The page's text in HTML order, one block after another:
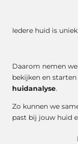
Iedere huid is
Daarom nemen
bekijken en
huidanalyse.
Zo kunnen we
past bij jouw huid